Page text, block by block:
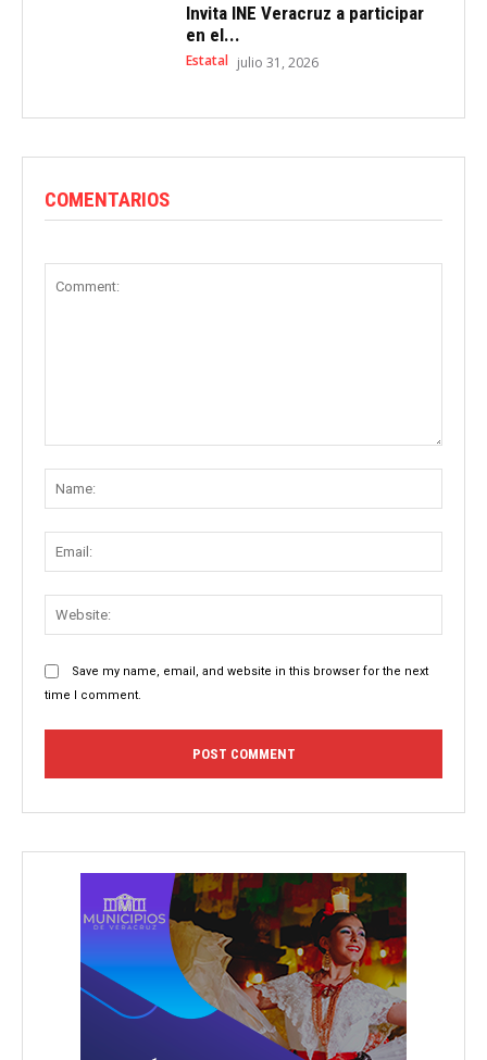
Invita INE Veracruz a participar
en el...
Estatal julio 31, 2026
COMENTARIOS
Save my name, email, and website in this browser for the next
time I comment.